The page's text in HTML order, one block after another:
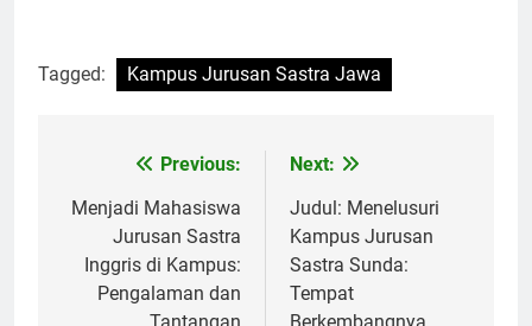
Tagged: Kampus Jurusan Sastra Jawa
navigation
Previous:
Menjadi Mahasiswa
Jurusan Sastra
Inggris di Kampus:
Pengalaman dan
Next:
Judul: Menelusuri
Kampus Jurusan
Sastra Sunda:
Tempat